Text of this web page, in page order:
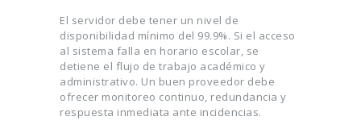
El servidor debe tener un nivel de
disponibilidad mínimo del 99.9%. Si el acceso
al sistema falla en horario escolar, se
detiene el flujo de trabajo académico y
administrativo. Un buen proveedor debe
ofrecer monitoreo continuo, redundancia y
respuesta inmediata ante incidencias.